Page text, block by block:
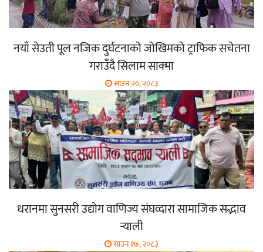
नयाँ सेउती पूल नजिक दुर्घटनाको जोखिमको ट्राफिक सचेतना
गराउँदै सिलाम साक्मा
साउन २०, २०८३
धरानमा सुनसरी उद्योग वाणिज्य संघव्दारा सामाजिक सद्भाव
र्‍याली
साउन १७, २०८३